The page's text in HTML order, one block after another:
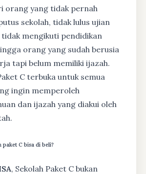
orang yang tidak pernah
sekolah, tidak lulus ujian
tidak mengikuti pendidikan
orang yang sudah berusia
tapi belum memiliki ijazah.
C terbuka untuk semua
ingin memperoleh
dan ijazah yang diakui oleh
paket C bisa di beli?
, Sekolah Paket C bukan